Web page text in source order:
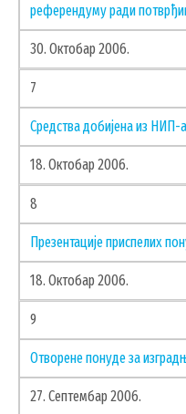
ДОКУМЕНТА
КОНТАКТИ
ЗАПОСЛЕНИ У
ПОСТАВИТЕ
референдуму ради
30. Октобар 2006.
7
Средства добијена из НИП-а
18. Октобар 2006.
8
Презентације приспелих
18. Октобар 2006.
9
Отворене понуде за
27. Септембар 2006.